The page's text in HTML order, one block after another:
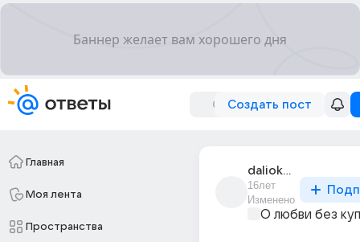
Создать пост
Главная
Моя лента
Пространства
daliokaia_zvezda
16лет
Изменено
О любви без